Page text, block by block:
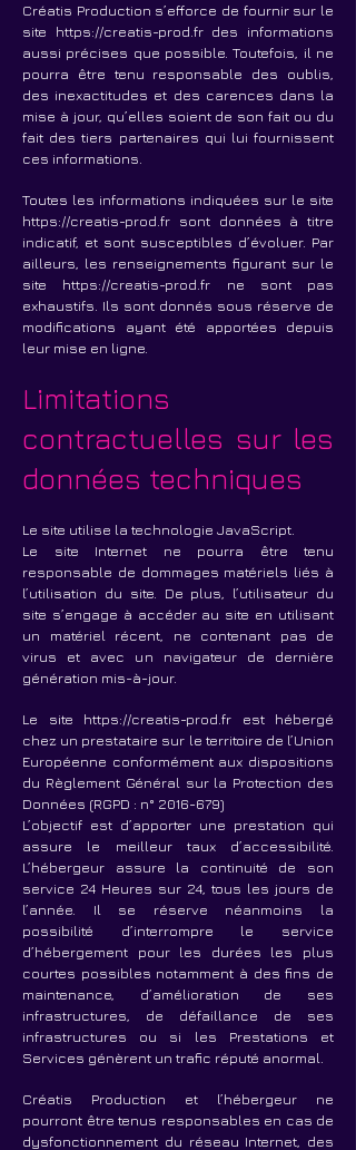
Créatis Production s’efforce de fournir sur le
site https://creatis-prod.frdes informations
aussi précises que possible. Toutefois, il ne
pourra être tenu responsable des oublis,
des inexactitudes et des carences dans la
mise à jour, qu’elles soient de son fait ou du
fait des tiers partenaires qui lui fournissent
ces informations.
Toutes les informations indiquées sur le site
https://creatis-prod.fr sont données à titre
indicatif, et sont susceptibles d’évoluer. Par
ailleurs, les renseignements figurant sur le
site https://creatis-prod.fr ne sont pas
exhaustifs. Ils sont donnés sous réserve de
modifications ayant été apportées depuis
leur mise en ligne.
Limitations
contractuelles sur les
données techniques
Le site utilise la technologie JavaScript.
Le site Internet ne pourra être tenu
responsable de dommages matériels liés à
l’utilisation du site. De plus, l’utilisateur du
site s’engage à accéder au site en utilisant
un matériel récent, ne contenant pas de
virus et avec un navigateur de dernière
génération mis-à-jour.
Le site https://creatis-prod.fr est hébergé
chez un prestataire sur le territoire de l’Union
Européenne conformément aux dispositions
du Règlement Général sur la Protection des
Données (RGPD : n° 2016-679)
L’objectif est d’apporter une prestation qui
assure le meilleur taux d’accessibilité.
L’hébergeur assure la continuité de son
service 24 Heures sur 24, tous les jours de
l’année. Il se réserve néanmoins la
possibilité d’interrompre le service
d’hébergement pour les durées les plus
courtes possibles notamment à des fins de
maintenance, d’amélioration de ses
infrastructures, de défaillance de ses
infrastructures ou si les Prestations et
Services génèrent un trafic réputé anormal.
Créatis Production et l’hébergeur ne
pourront être tenus responsables en cas de
dysfonctionnement du réseau Internet, des